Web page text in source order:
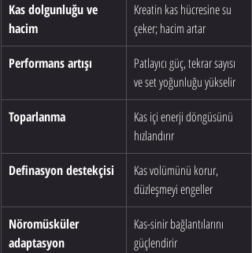
Kas dolgunluğu ve
hacim
Kreatin kas hücresine su
çeker; hacim artar
Performans artışı
Patlayıcı güç, tekrar sayısı
ve set yoğunluğu yükselir
Toparlanma
Kas içi enerji döngüsünü
hızlandırır
Definasyon destekçisi
Kas volümünü korur,
düzleşmeyi engeller
Nöromüsküler
adaptasyon
Kas-sinir bağlantılarını
güçlendirir